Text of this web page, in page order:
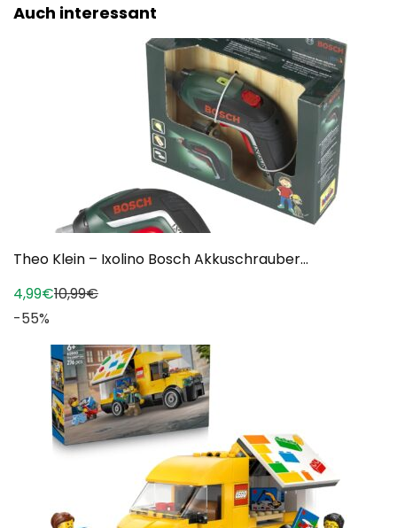
Auch interessant
Theo Klein – Ixolino Bosch Akkuschrauber...
4,99€10,99€
-55%